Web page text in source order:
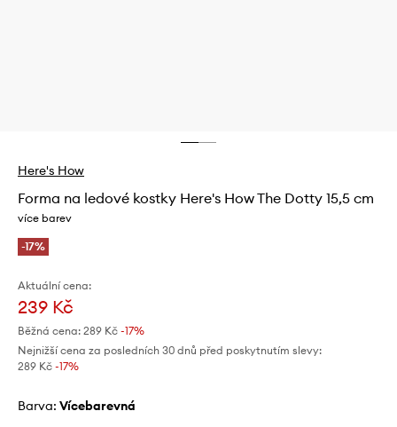
Here's How
Forma na ledové kostky Here's How The Dotty 15,5 cm
více barev
-17%
Aktuální cena:
239 Kč
Běžná cena: 289 Kč -17%
Nejnižší cena za posledních 30 dnů před poskytnutím slevy:
289 Kč -17%
Barva: vícebarevná